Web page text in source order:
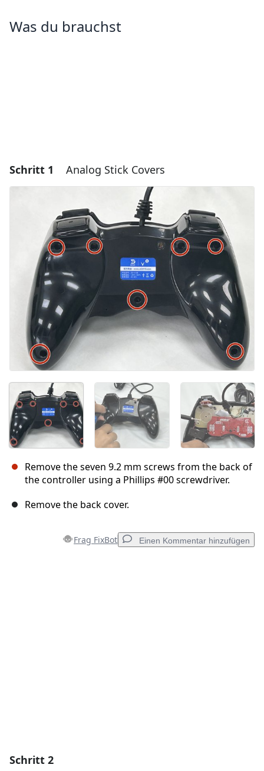
Was du brauchst
Schritt 1 Analog Stick Covers
Remove the seven 9.2 mm screws from the back of
the controller using a Phillips #00 screwdriver.
Remove the back cover.
Frag FixBot Einen Kommentar hinzufügen
Schritt 2